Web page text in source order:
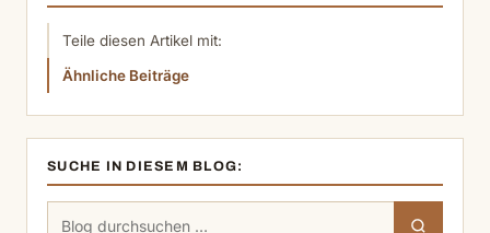
Teile diesen Artikel mit:
Ähnliche Beiträge
SUCHE IN DIESEM BLOG:
Suchen